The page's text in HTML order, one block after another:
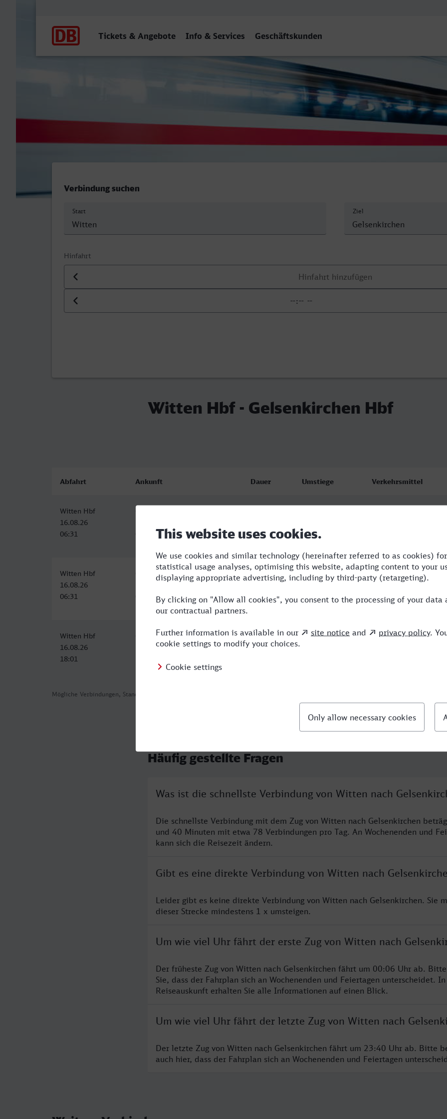
Tickets & Angebote Info & Services Geschäftskunden
Witten Hbf - Gelsenkirchen Hbf
Verbindung suchen
Start Ziel
Hinfahrt
Datum der Hinfahrt
Uhrzeit der Hinfahrt
Witten Hbf - Gelsenkirchen Hbf
Mögliche Verbindungen, Stand: 2026-08-02 01:18
Abfahrt Ankunft Dauer Umstiege Verkehrsmittel
Witten Hbf
16.08.26
06:31
Witten Hbf
16.08.26
06:31
Gelsenkirchen Hbf
0:40 RB,VIA
Witten Hbf
16.08.26
18:01
Gelsenkirchen Hbf
16.08.26
0:48 1 RE,VIA
Häufig gestellte Fragen
Was ist die schnellste Verbindung von Witten nach
Die schnellste Verbindung mit dem Zug von Witten nach Gelsenkirchen
und 40 Minuten mit etwa 78 Verbindungen pro Tag. An Wochenenden und
kann sich die Reisezeit ändern.
Gibt es eine direkte Verbindung von Witten nach
Leider gibt es keine direkte Verbindung von Witten nach Gelsenkirchen. Sie
dieser Strecke mindestens 1 x umsteigen.
Um wie viel Uhr fährt der erste Zug von Witten nach
Der früheste Zug von Witten nach Gelsenkirchen fährt um 00:06 Uhr ab.
Sie, dass der Fahrplan sich an Wochenenden und Feiertagen unterscheidet.
Reiseauskunft erhalten Sie alle Informationen auf einen Blick.
Um wie viel Uhr fährt der letzte Zug von Witten nach
Der letzte Zug von Witten nach Gelsenkirchen fährt um 23:40 Uhr ab. Bitte
auch hier, dass der Fahrplan sich an Wochenenden und Feiertagen